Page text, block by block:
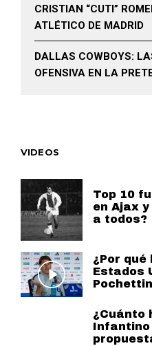
CRISTIAN “CUTI”
ATLÉTICO DE MADRID
DALLAS COWBOYS:
OFENSIVA EN LA
VIDEOS
Top 10
en Ajax
a todos?
¿Por qué
Estados
¿Cuánto
Infantino